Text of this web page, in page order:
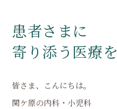
患者さまに
寄り添う医療を
皆さま、こんにちは。
関ケ原の内科・小児科